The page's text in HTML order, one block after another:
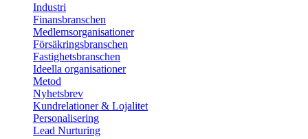
Industri
Finansbranschen
Medlemsorganisationer
Försäkringsbranschen
Fastighetsbranschen
Ideella organisationer
Metod
Nyhetsbrev
Kundrelationer & Lojalitet
Personalisering
Lead Nurturing